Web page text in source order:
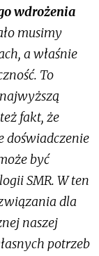
wdrożenia
musimy
a właśnie
To
fakt, że
doświadczenie
być
SMR. W ten
dla
naszej
potrzeb